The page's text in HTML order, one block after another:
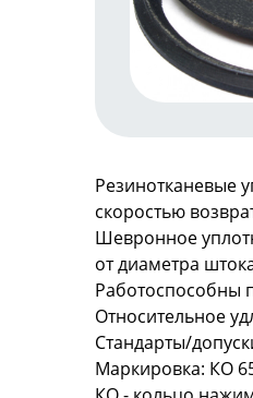
Резинотканевые
скоростью
Шевронное
от диаметра
Работоспособны
Относительное
Стандарты/
Маркировка: КО